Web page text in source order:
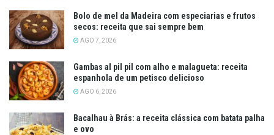
Bolo de mel da Madeira com especiarias e frutos
secos: receita que sai sempre bem
AGO 7, 2026
Gambas al pil pil com alho e malagueta: receita
espanhola de um petisco delicioso
AGO 6, 2026
Bacalhau à Brás: a receita clássica com batata palha
e ovo